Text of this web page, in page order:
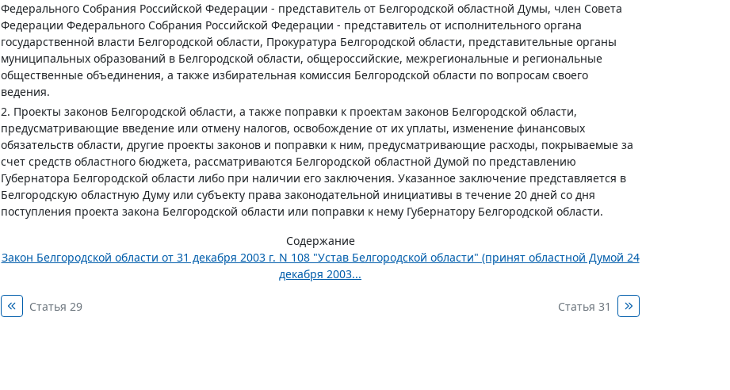
Федерального Собрания Российской Федерации - представитель от Белгородской областной Думы, член Совета
Федерации Федерального Собрания Российской Федерации - представитель от исполнительного органа
государственной власти Белгородской области, Прокуратура Белгородской области, представительные органы
муниципальных образований в Белгородской области, общероссийские, межрегиональные и региональные
общественные объединения, а также избирательная комиссия Белгородской области по вопросам своего
ведения.
2. Проекты законов Белгородской области, а также поправки к проектам законов Белгородской области,
предусматривающие введение или отмену налогов, освобождение от их уплаты, изменение финансовых
обязательств области, другие проекты законов и поправки к ним, предусматривающие расходы, покрываемые за
счет средств областного бюджета, рассматриваются Белгородской областной Думой по представлению
Губернатора Белгородской области либо при наличии его заключения. Указанное заключение представляется в
Белгородскую областную Думу или субъекту права законодательной инициативы в течение 20 дней со дня
поступления проекта закона Белгородской области или поправки к нему Губернатору Белгородской области.
Содержание
Закон Белгородской области от 31 декабря 2003 г. N 108 "Устав Белгородской области" (принят областной Думой 24
декабря 2003...
Статья 29 Статья 31